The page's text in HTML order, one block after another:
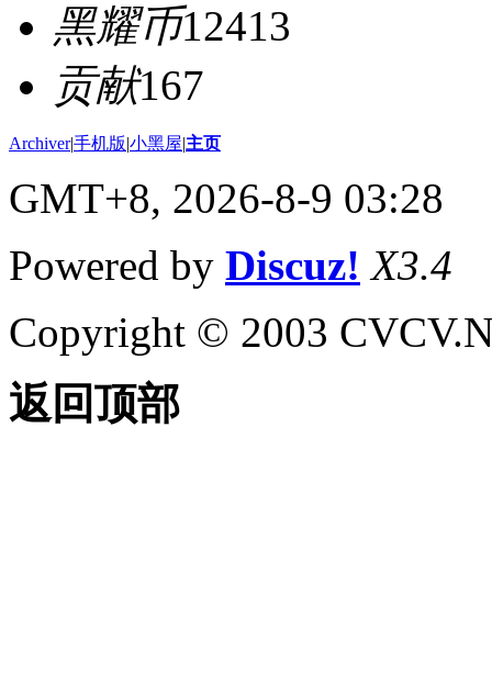
黑耀币12413
贡献167
Archiver|手机版|小黑屋|主页
GMT+8, 2026-8-9 03:28
Powered by Discuz! X3.4
Copyright © 2003
返回顶部